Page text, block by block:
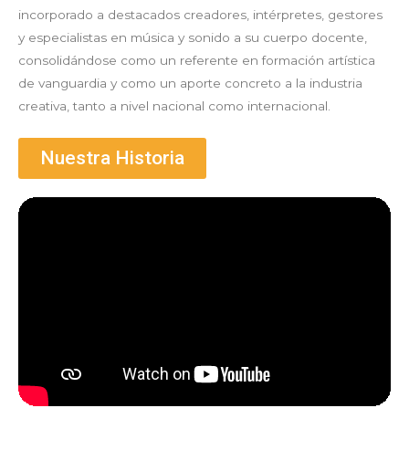
incorporado a destacados creadores, intérpretes, gestores
y especialistas en música y sonido a su cuerpo docente,
consolidándose como un referente en formación artística
de vanguardia y como un aporte concreto a la industria
creativa, tanto a nivel nacional como internacional.
Nuestra Historia